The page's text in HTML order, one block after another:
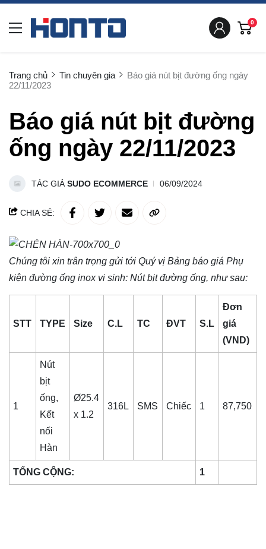
0
Trang chủ Tin chuyên gia
Báo giá nút bịt đường ống ngày
22/11/2023
Báo giá nút bịt đường
ống ngày 22/11/2023
TÁC GIẢ SUDO ECOMMERCE 06/09/2024
CHIA SẺ:
Chúng tôi xin trân trọng gửi tới Quý vị Bảng báo giá Phụ
kiện đường ống inox vi sinh: Nút bịt đường ống, như sau:
STT TYPE Size C.L TC ĐVT S.L
Đơn
giá
(VND)
1
Nút
bịt
ống,
Kết
nối
Hàn
Ø25.4
x 1.2
316L SMS Chiếc 1 87,750
TỔNG CỘNG: 1